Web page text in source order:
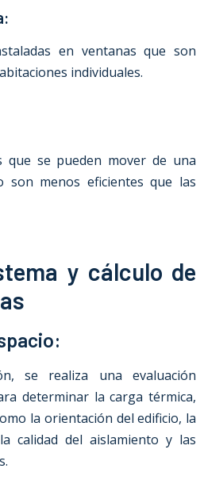
en ventanas que son
individuales.
que se pueden mover de una
son menos eficientes que las
y cálculo de
se realiza una evaluación
determinar la carga térmica,
la orientación del edificio, la
calidad del aislamiento y las